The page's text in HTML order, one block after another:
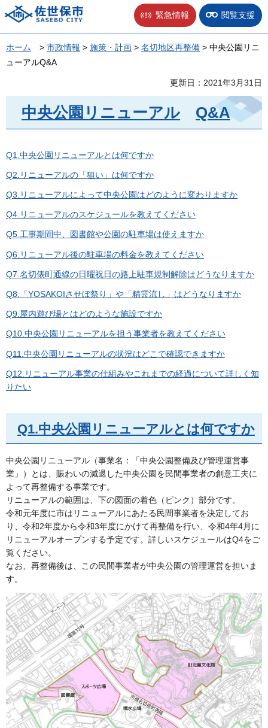
佐世保市 緊急情報 閲覧支援
ホーム > 市政情報 > 施策・計画 > 名切地区再整備 > 中央公園リニ
ューアルQ&A
更新日：2021年3月31日
中央公園リニューアル Q&A
Q1.中央公園リニューアルとは何ですか
Q2.リニューアルの「狙い」は何ですか
Q3.リニューアルによって中央公園はどのように変わりますか
Q4.リニューアルのスケジュールを教えてください
Q5.工事期間中、図書館や公園の駐車場は使えますか
Q6.リニューアル後の駐車場の料金を教えてください
Q7.名切俵町通線の日曜祝日の路上駐車規制解除はどうなりますか
Q8.「YOSAKOIさせぼ祭り」や「精霊流し」はどうなりますか
Q9.屋内遊び場とはどのような施設ですか
Q10.中央公園リニューアルを担う事業者を教えてください
Q11.中央公園リニューアルの状況はどこで確認できますか
Q12.リニューアル事業の仕組みやこれまでの経過について詳しく知
りたい
Q1.中央公園リニューアルとは何ですか
中央公園リニューアル（事業名：「中央公園整備及び管理運営事
業」）とは、賑わいの減退した中央公園を民間事業者の創意工夫に
よって再整備する事業です。
リニューアルの範囲は、下の図面の着色（ピンク）部分です。
令和元年度に市はリニューアルにあたる民間事業者を決定してお
り、令和2年度から令和3年度にかけて再整備を行い、令和4年4月に
リニューアルオープンする予定です。詳しいスケジュールはQ4をご
覧ください。
なお、再整備後は、この民間事業者が中央公園の管理運営を担いま
す。